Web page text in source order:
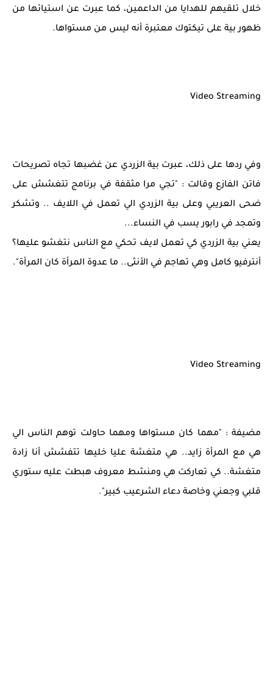
خلال تلقيهم للهدايا من الداعمين، كما عبرت عن استيائها من
ظهور بية على تيكتوك معتبرة أنه ليس من مستواها.
Video Streaming
وفي ردها على ذلك، عبرت بية الزردي عن غضبها تجاه تصريحات
فاتن الفازع وقالت : "تجي مرا مثقفة في برنامج تتغشش على
ضحى العريبي وعلى بية الزردي الي تعمل في اللايف .. وتشكر
وتمجد في رابور يسب في النساء...
يعني بية الزردي كي تعمل لايف تحكي مع الناس نتغشو عليها؟
أنترفيو كامل وهي تهاجم في الأنثى.. ما عدوة المرأة كان المرأة".
Video Streaming
مضيفة : "مهما كان مستواها ومهما حاولت توهم الناس الي
هي مع المرأة زايد.. هي متغشة عليا خليها تتفشش أنا زادة
متغشة.. كي تعاركت هي ومنشط معروف هبطت عليه ستوري
قلبي وجعني وخاصة دعاء الشرعيب كبير".